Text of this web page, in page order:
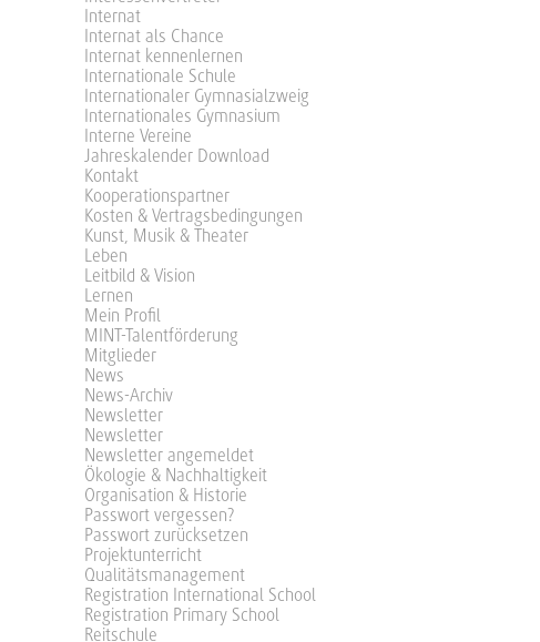
Internat
Internat als Chance
Internat kennenlernen
Internationale Schule
Internationaler Gymnasialzweig
Internationales Gymnasium
Interne Vereine
Jahreskalender Download
Kontakt
Kooperationspartner
Kosten & Vertragsbedingungen
Kunst, Musik & Theater
Leben
Leitbild & Vision
Lernen
Mein Profil
MINT-Talentförderung
Mitglieder
News
News-Archiv
Newsletter
Newsletter
Newsletter angemeldet
Ökologie & Nachhaltigkeit
Organisation & Historie
Passwort vergessen?
Passwort zurücksetzen
Projektunterricht
Qualitätsmanagement
Registration International School
Registration Primary School
Reitschule